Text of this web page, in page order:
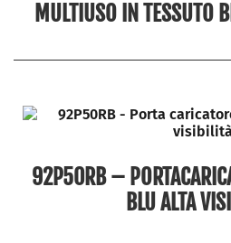
MULTIUSO IN TESSUTO
92P50RB –
BLU ALTA